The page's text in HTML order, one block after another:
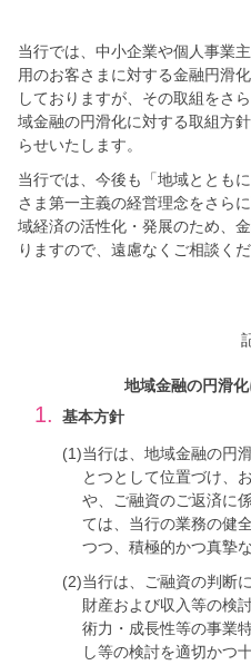
当行では、中小企業や個人事業
用のお客さまに対する金融円滑
しておりますが、その取組をさ
域金融の円滑化に対する取組方
らせいたします。
当行では、今後も「地域ととも
さま第一主義の経営理念をさら
域経済の活性化・発展のため、
りますので、遠慮なくご相談くだ
地域金融の円滑
1. 基本方針
(1)当行は、地域金融の円
とつとして位置づけ、
や、ご融資のご返済に
ては、当行の業務の健
つつ、積極的かつ真摯
(2)当行は、ご融資の判断
財産および収入等の検
術力・成長性等の事業
し等の検討を適切かつ